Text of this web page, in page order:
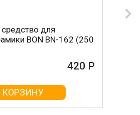
для
BON BN-162 (250
420 Р
КОРЗИНУ
ухода за
BON BN-603
КОРЗИНУ